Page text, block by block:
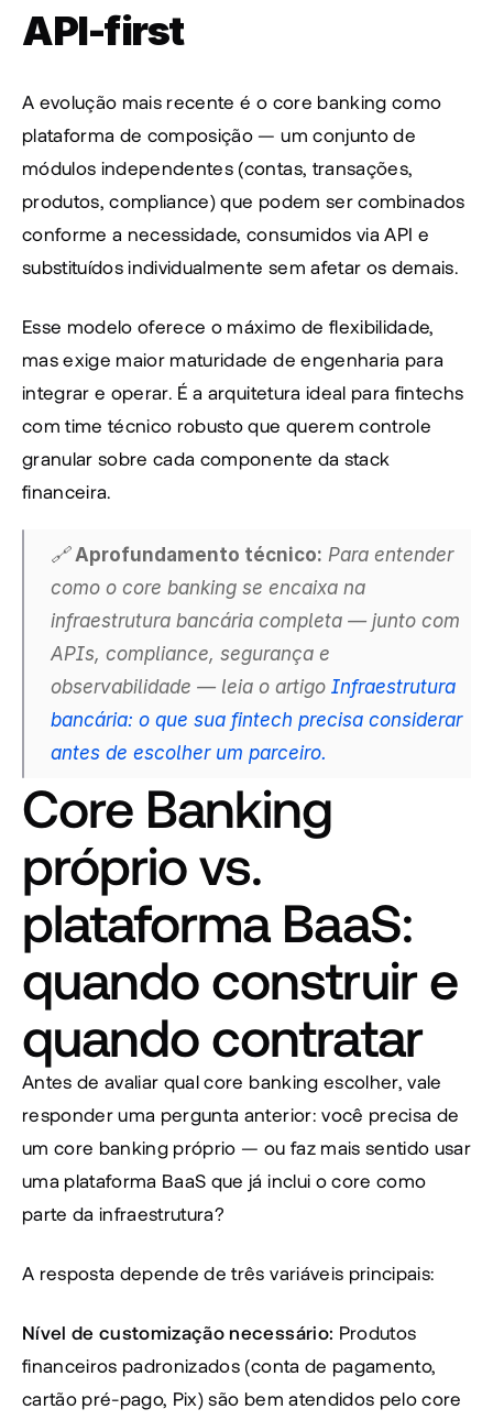
API-first
A evolução mais recente é o core banking como
plataforma de composição — um conjunto de
módulos independentes (contas, transações,
produtos, compliance) que podem ser combinados
conforme a necessidade, consumidos via API e
substituídos individualmente sem afetar os demais.
Esse modelo oferece o máximo de flexibilidade,
mas exige maior maturidade de engenharia para
integrar e operar. É a arquitetura ideal para fintechs
com time técnico robusto que querem controle
granular sobre cada componente da stack
financeira.
🔗 Aprofundamento técnico: Para entender
como o core banking se encaixa na
infraestrutura bancária completa — junto com
APIs, compliance, segurança e
observabilidade — leia o artigo Infraestrutura
bancária: o que sua fintech precisa considerar
antes de escolher um parceiro.
Core Banking
próprio vs.
plataforma BaaS:
quando construir e
quando contratar
Antes de avaliar qual core banking escolher, vale
responder uma pergunta anterior: você precisa de
um core banking próprio — ou faz mais sentido usar
uma plataforma BaaS que já inclui o core como
parte da infraestrutura?
A resposta depende de três variáveis principais:
Nível de customização necessário: Produtos
financeiros padronizados (conta de pagamento,
cartão pré-pago, Pix) são bem atendidos pelo core